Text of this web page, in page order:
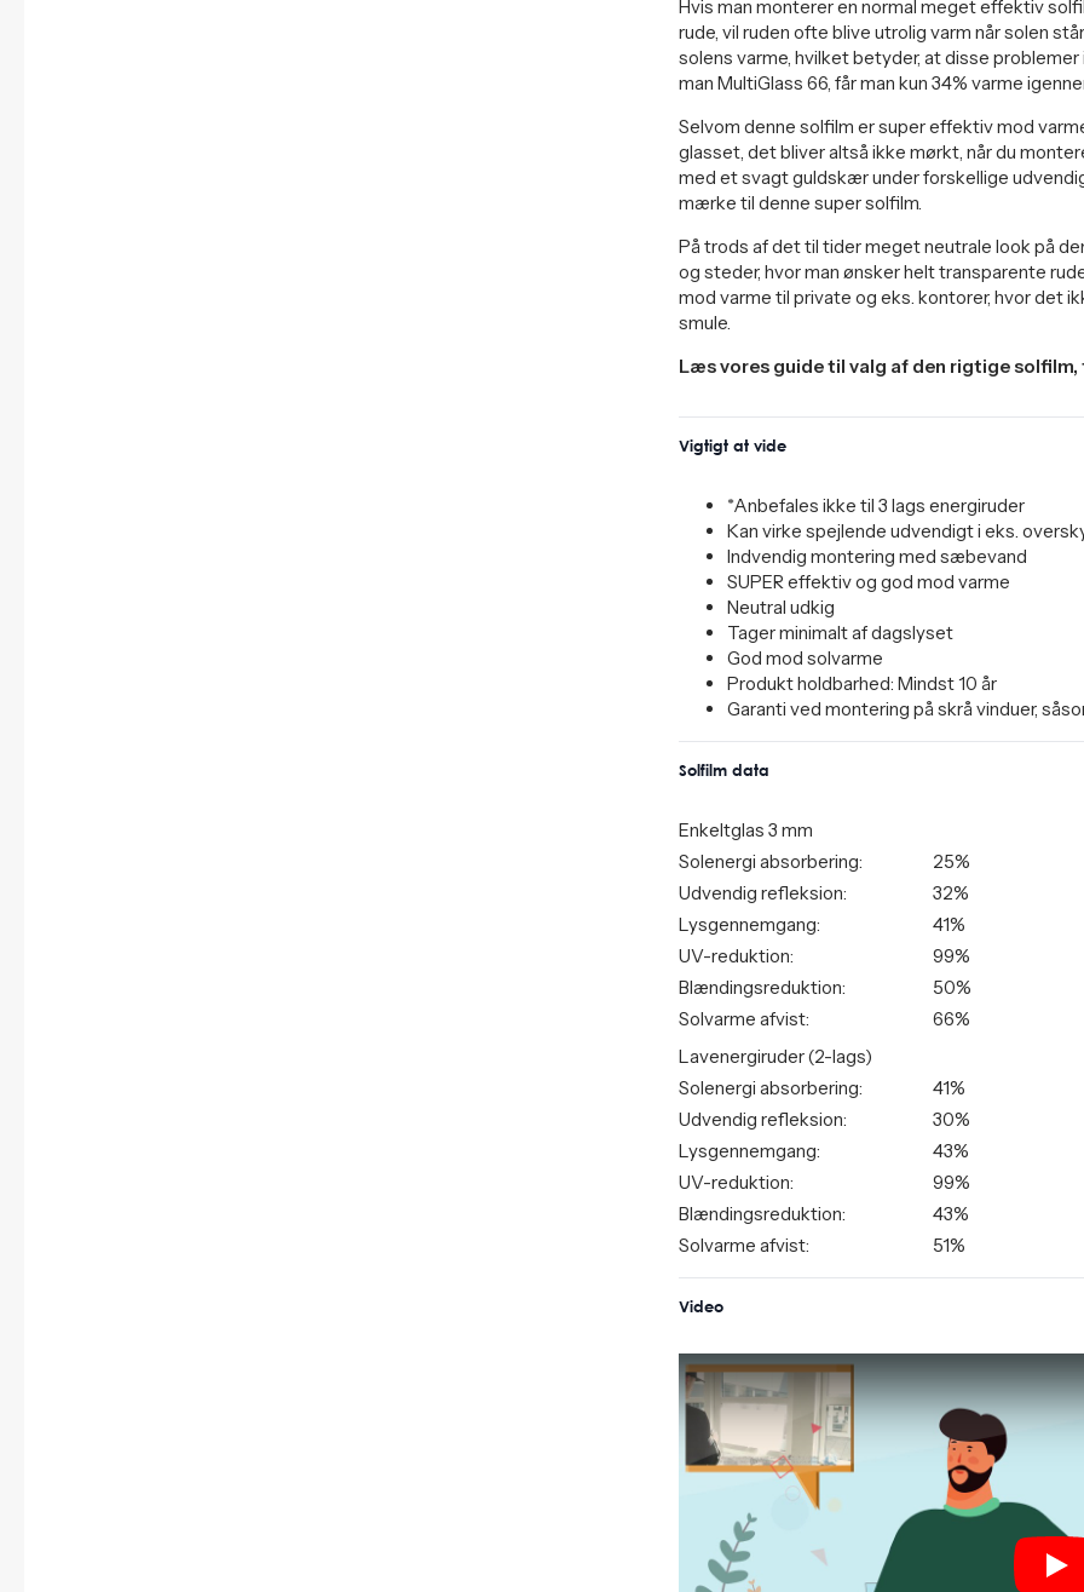
Hvis man monterer en normal meget effektiv
rude, vil ruden ofte blive utrolig varm når solen
solens varme, hvilket betyder, at disse
man MultiGlass 66, får man kun 34% varme
Selvom denne solfilm er super effektiv mod
glasset, det bliver altså ikke mørkt, når du
med et svagt guldskær under forskellige
mærke til denne super solfilm.
På trods af det til tider meget neutrale look på
og steder, hvor man ønsker helt transparente
mod varme til private og eks. kontorer, hvor det
smule.
Læs vores guide til valg af den rigtige
Vigtigt at vide
*Anbefales ikke til 3 lags energiruder
Kan virke spejlende udvendigt i eks.
Indvendig montering med sæbevand
SUPER effektiv og god mod varme
Neutral udkig
Tager minimalt af dagslyset
God mod solvarme
Produkt holdbarhed: Mindst 10 år
Garanti ved montering på skrå vinduer,
Solfilm data
Enkeltglas 3 mm
Solenergi absorbering:
25%
Udvendig refleksion:
32%
Lysgennemgang:
41%
UV-reduktion:
99%
Blændingsreduktion:
50%
Solvarme afvist:
66%
Lavenergiruder (2-lags)
Solenergi absorbering:
41%
Udvendig refleksion:
30%
Lysgennemgang:
43%
UV-reduktion:
99%
Blændingsreduktion:
43%
Solvarme afvist:
51%
Video